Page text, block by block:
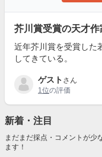
芥川賞受賞の天才作
近年芥川賞を受賞した
してきている。
ゲスト さん
1位の評価
新着・注目
まだまだ採点・コメントが少
ます！